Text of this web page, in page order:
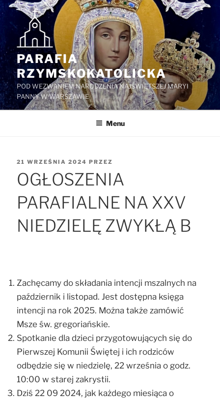
Przejdź
treści
PARAFIA
RZYMSKOKATOLICKA
POD WEZWANIEM NARODZENIA NAJŚWIĘTSZEJ MARYI
PANNY W WARSZAWIE
Menu
OPUBLIKOWANE
21 WRZEŚNIA 2024 PRZEZ
OGŁOSZENIA
PARAFIALNE NA XXV
NIEDZIELĘ ZWYKŁĄ B
Zachęcamy do składania intencji mszalnych na
październik i listopad. Jest dostępna księga
intencji na rok 2025. Można także zamówić
Msze św. gregoriańskie.
Spotkanie dla dzieci przygotowujących się do
Pierwszej Komunii Świętej i ich rodziców
odbędzie się w niedzielę, 22 września o godz.
10:00 w starej zakrystii.
Dziś 22 09 2024, jak każdego miesiąca o